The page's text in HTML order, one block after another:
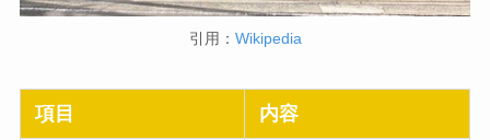
引用： Wikipedia
項目 内容